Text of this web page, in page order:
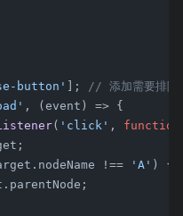
button' ];
// 添加需要排除
, ( event ) => {
( 'click' , function
;
nodeName !== 'A' ) {
parentNode ;